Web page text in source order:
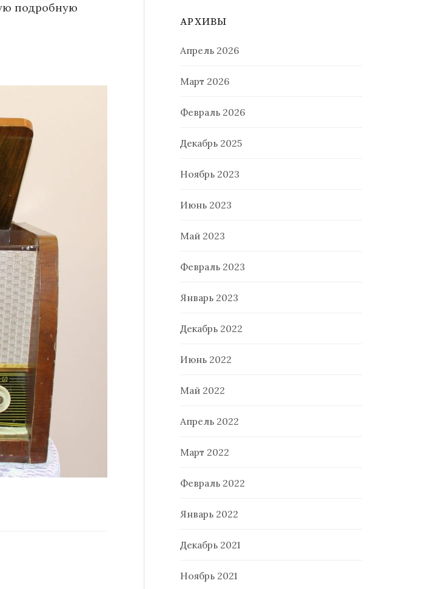
подробную
АРХИВЫ
Апрель 2026
Март 2026
Февраль 2026
Декабрь 2025
Ноябрь 2023
Июнь 2023
Май 2023
Февраль 2023
Январь 2023
Декабрь 2022
Июнь 2022
Май 2022
Апрель 2022
Март 2022
Февраль 2022
Январь 2022
Декабрь 2021
Ноябрь 2021